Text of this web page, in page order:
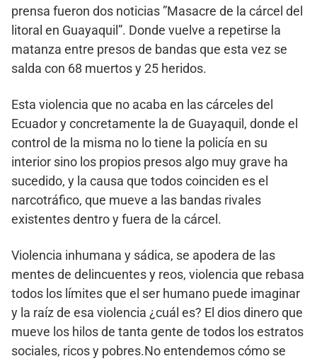
prensa fueron dos noticias ”Masacre de la cárcel del
litoral en Guayaquil”. Donde vuelve a repetirse la
matanza entre presos de bandas que esta vez se
salda con 68 muertos y 25 heridos.
Esta violencia que no acaba en las cárceles del
Ecuador y concretamente la de Guayaquil, donde el
control de la misma no lo tiene la policía en su
interior sino los propios presos algo muy grave ha
sucedido, y la causa que todos coinciden es el
narcotráfico, que mueve a las bandas rivales
existentes dentro y fuera de la cárcel.
Violencia inhumana y sádica, se apodera de las
mentes de delincuentes y reos, violencia que rebasa
todos los límites que el ser humano puede imaginar
y la raíz de esa violencia ¿cuál es? El dios dinero que
mueve los hilos de tanta gente de todos los estratos
sociales, ricos y pobres.No entendemos cómo se